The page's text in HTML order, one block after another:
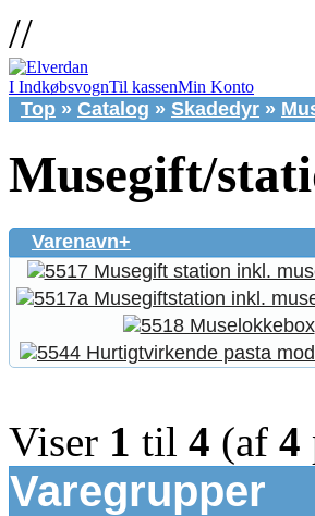
//
I IndkøbsvognTil kassenMin Konto
Top » Catalog » Skadedyr »
Musegift/
Varenavn+
Viser 1 til 4 (af 4
Varegrupper